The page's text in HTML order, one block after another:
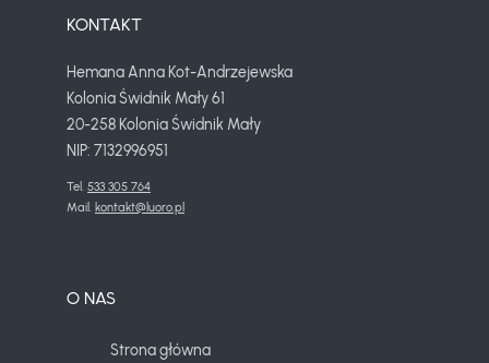
KONTAKT
Hemana Anna Kot-Andrzejewska
Kolonia Świdnik Mały 61
20-258 Kolonia Świdnik Mały
NIP: 7132996951
Tel. 533 305 764
Mail. kontakt@luoro.pl
O NAS
Strona główna